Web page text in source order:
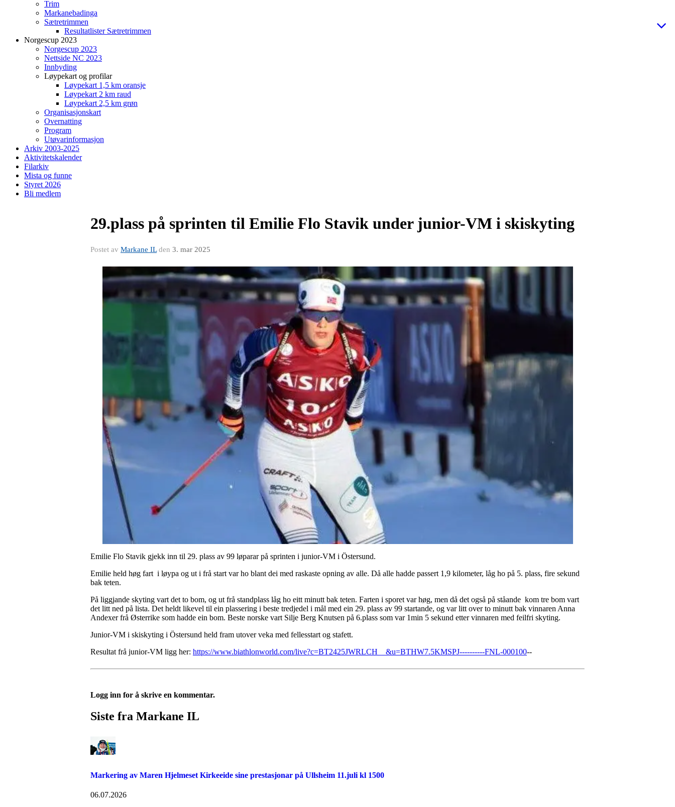
Trim
Markanebadinga
Sætretrimmen
Resultatlister Sætretrimmen
Norgescup 2023
Norgescup 2023
Nettside NC 2023
Innbyding
Løypekart og profilar
Løypekart 1,5 km oransje
Løypekart 2 km raud
Løypekart 2,5 km grøn
Organisasjonskart
Overnatting
Program
Utøvarinformasjon
Arkiv 2003-2025
Aktivitetskalender
Filarkiv
Mista og funne
Styret 2026
Bli medlem
29.plass på sprinten til Emilie Flo Stavik under junior-VM i skiskyting
Postet av Markane ILden 3. mar 2025
Emilie Flo Stavik gjekk inn til 29. plass av 99 løparar på sprinten i junior-VM i Östersund.
Emilie held høg fart i løypa og ut i frå start var ho blant dei med raskaste opning av alle. Då alle hadde passert 1,9 kilometer, låg ho på 5. plass, fire sekund
bak teten.
På liggjande skyting vart det to bom, og ut frå standplass låg ho eitt minutt bak teten. Farten i sporet var høg, men då det også på ståande kom tre bom vart
det litt ned på lista. Det heldt likevel til ein plassering i beste tredjedel i mål med ein 29. plass av 99 startande, og var litt over to minutt bak vinnaren Anna
Andexer frå Østerrike som hadde ein bom. Beste norske vart Silje Berg Knutsen på 6.plass som var 1min 5 sekund etter vinnaren med feilfri skyting.
Junior-VM i skiskyting i Östersund held fram utover veka med fellesstart og stafett.
Resultat frå junior-VM ligg her: https://www.biathlonworld.com/live?c=BT2425JWRLCH__&u=BTHW7.5KMSPJ----------FNL-000100--
Logg inn for å skrive en kommentar.
Siste fra Markane IL
Markering av Maren Hjelmeset Kirkeeide sine prestasjonar på Ullsheim 11.juli kl 1500
06.07.2026